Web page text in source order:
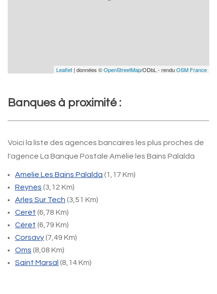
Leaflet | données ©OpenStreetMap/ODbL - renduOSM France
Banques à proximité :
Voici la liste des agences bancaires les plus proches de
l'agence La Banque Postale Amélie les Bains Palalda
Amelie Les Bains Palalda (1,17 Km)
Reynes (3,12 Km)
Arles Sur Tech (3,51 Km)
Ceret (6,78 Km)
Céret (6,79 Km)
Corsavy(7,49 Km)
Oms (8,08 Km)
Saint Marsal (8,14 Km)